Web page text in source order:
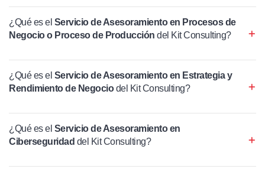
¿Qué es el Servicio de Asesoramiento en Procesos de
Negocio o Proceso de Producción del Kit Consulting?
¿Qué es el Servicio de Asesoramiento en Estrategia y
Rendimiento de Negociodel Kit Consulting?
¿Qué es el Servicio de Asesoramiento en
Ciberseguridad del Kit Consulting?